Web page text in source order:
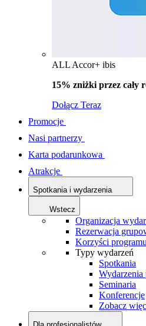
ALL Accor+ ibis
15% zniżki przez cały
Dołącz Teraz
Promocje
Nasi partnerzy
Karta podarunkowa
Atrakcje
Spotkania i wydarzenia
Wstecz
Organizacja
Rezerwacja
Korzyści
Typy wydarzeń
Spotkania
Wydarzenia
Seminaria
Konferencje
Zobacz